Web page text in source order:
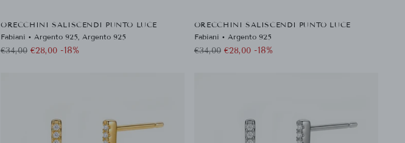
ORECCHINI SALISCENDI PUNTO LUCE
Fabiani • Argento 925, Argento 925
Prezzo
€34,00 €28,00 -18%
ORECCHINI SALISCENDI PUNTO LUCE
Fabiani • Argento 925
Prezzo
€34,00 €28,00 -18%